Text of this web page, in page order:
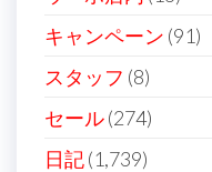
ジ
送
り
キャンペーン (91)
スタッフ (8)
セール(274)
日記(1,739)